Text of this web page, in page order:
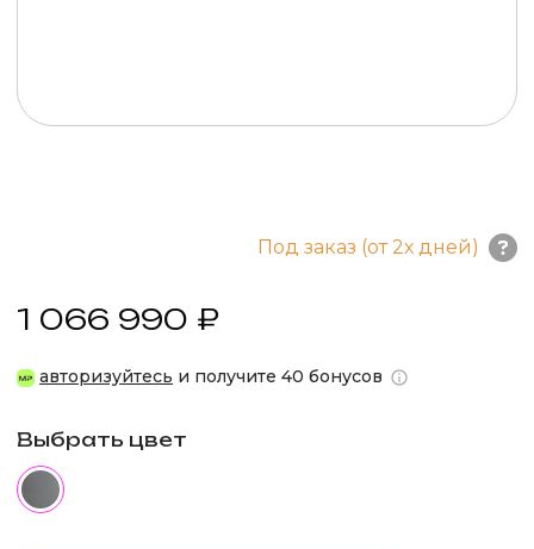
Под заказ (от 2х дней)
1 066 990 ₽
авторизуйтесь и получите 40 бонусов
Выбрать цвет